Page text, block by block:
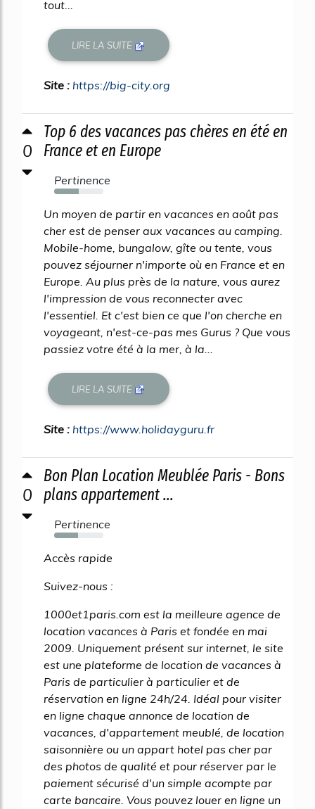
tout...
LIRE LA SUITE
Site : https://big-city.org
0
Top 6 des vacances pas chères en été en
France et en Europe
Pertinence
50%
Un moyen de partir en vacances en août pas
cher est de penser aux vacances au camping.
Mobile-home, bungalow, gîte ou tente, vous
pouvez séjourner n'importe où en France et en
Europe. Au plus près de la nature, vous aurez
l'impression de vous reconnecter avec
l'essentiel. Et c'est bien ce que l'on cherche en
voyageant, n'est-ce-pas mes Gurus ? Que vous
passiez votre été à la mer, à la...
LIRE LA SUITE
Site : https://www.holidayguru.fr
0
Bon Plan Location Meublée Paris - Bons
plans appartement ...
Pertinence
49%
Accès rapide
Suivez-nous :
1000et1paris.com est la meilleure agence de
location vacances à Paris et fondée en mai
2009. Uniquement présent sur internet, le site
est une plateforme de location de vacances à
Paris de particulier à particulier et de
réservation en ligne 24h/24. Idéal pour visiter
en ligne chaque annonce de location de
vacances, d'appartement meublé, de location
saisonnière ou un appart hotel pas cher par
des photos de qualité et pour réserver par le
paiement sécurisé d'un simple acompte par
carte bancaire. Vous pouvez louer en ligne un